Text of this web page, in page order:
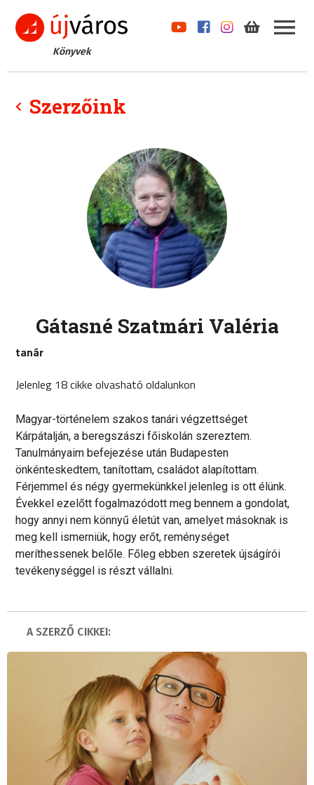
Könyvek
Szerzőink
Gátasné Szatmári Valéria
tanár
Jelenleg 18 cikke olvasható oldalunkon
Magyar-történelem szakos tanári végzettséget
Kárpátalján, a beregszászi főiskolán szereztem.
Tanulmányaim befejezése után Budapesten
önkénteskedtem, tanítottam, családot alapítottam.
Férjemmel és négy gyermekünkkel jelenleg is ott élünk.
Évekkel ezelőtt fogalmazódott meg bennem a gondolat,
hogy annyi nem könnyű életút van, amelyet másoknak is
meg kell ismerniük, hogy erőt, reménységet
meríthessenek belőle. Főleg ebben szeretek újságírói
tevékenységgel is részt vállalni.
A SZERZŐ CIKKEI: